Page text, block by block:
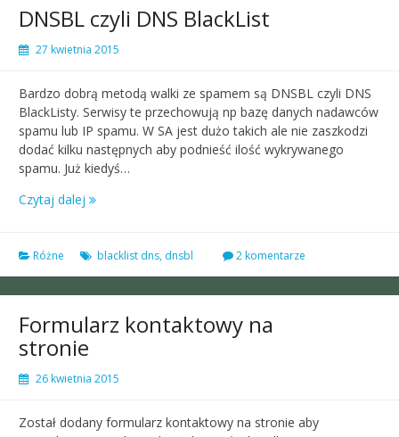
DNSBL czyli DNS BlackList
27 kwietnia 2015
Bardzo dobrą metodą walki ze spamem są DNSBL czyli DNS
BlackListy. Serwisy te przechowują np bazę danych nadawców
spamu lub IP spamu. W SA jest dużo takich ale nie zaszkodzi
dodać kilku następnych aby podnieść ilość wykrywanego
spamu. Już kiedyś…
Czytaj dalej
Różne blacklist dns, dnsbl 2 komentarze
Formularz kontaktowy na
stronie
26 kwietnia 2015
Został dodany formularz kontaktowy na stronie aby